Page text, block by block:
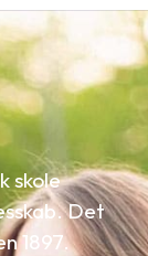
skole
Det
1897.